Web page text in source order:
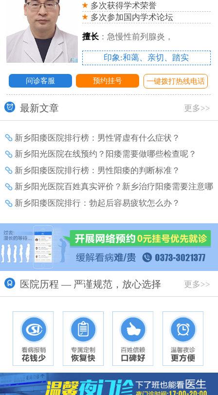
多次获得学术荣誉
多次参加国内学术论坛
擅长：急慢性前列腺炎，
印象:和蔼、亲切、踏实
问诊客服 预约挂号 一键拨打热线电话
最新文章 更多>>
新乡阳痿医院排行榜：男性肾虚有什么症状？
新乡阳光医院在线预约？阳痿需要做哪些检查呢？
新乡阳痿医院排行榜：男性阳痿的判断标准？
新乡阳光医院百姓真实评价？新乡治疗阳痿需要注意哪
些事项？
新乡阳痿医院排行：勃起后容易疲软怎么办？
医院历程 — 严谨规范，放心选择 更多>>